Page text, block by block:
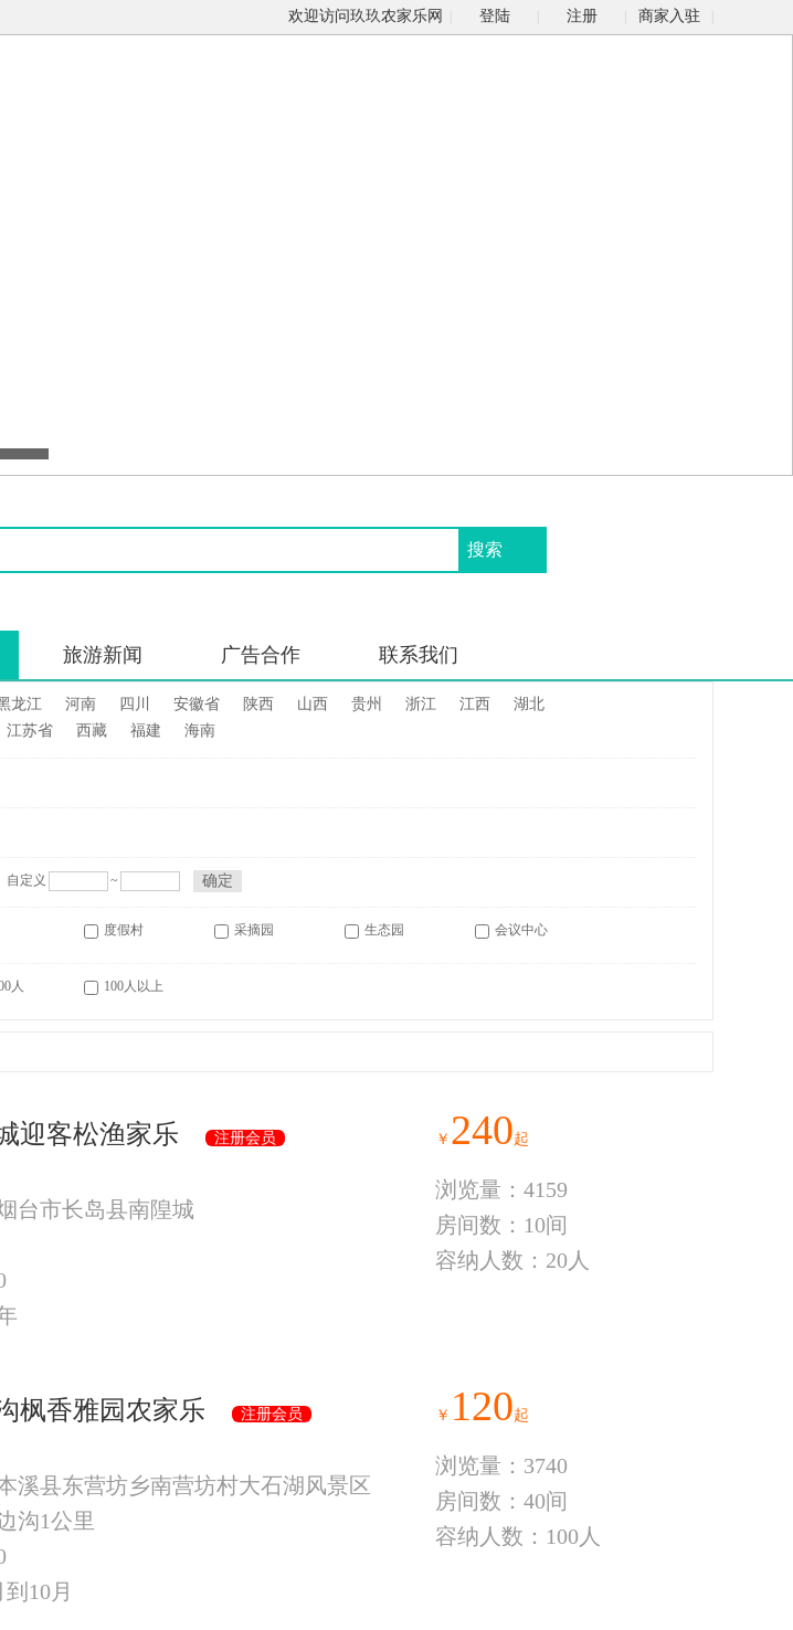
欢迎访问玖玖农家乐网 登陆 注册 商家入驻
旅游新闻 广告合作 联系我们
龙江 河南 四川 安徽省 陕西 山西 贵州 浙江 江西
湖北
江苏省 西藏 福建 海南
自定义 ~ 确定
度假村 采摘园 生态园 会议中心
人 100人以上
迎客松渔家乐 注册会员
台市长岛县南隍城
￥ 240起
浏览量：4159
房间数：10间
容纳人数：20人
枫香雅园农家乐 注册会员
溪县东营坊乡南营坊村大石湖风景区
沟1公里
10月
￥ 120起
浏览量：3740
房间数：40间
容纳人数：100人